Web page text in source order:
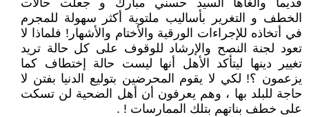
قديما وألغاها السيد حسني مبارك و جعلت حالات
الخطف و التغرير بأساليب ملتوية أكثر سهولة للمجرم
في أتخاذه للإجراءات الورقية والأختام والأشهار! فلماذا لا
تعود لجنة النصح والإرشاد للوقوف على كل حالة تريد
تغيير دينها ليتأكد الأهل أنها ليست حالة إختطاف كما
يزعمون ؟! لكي لا يقوم المحرضين بتوليع الدنيا بفتن لا
حاجة للبلد بها ، وهم يعرفون أن أهل الضحية لن تسكت
على خطف بناتهم بتلك الممارسات ! .